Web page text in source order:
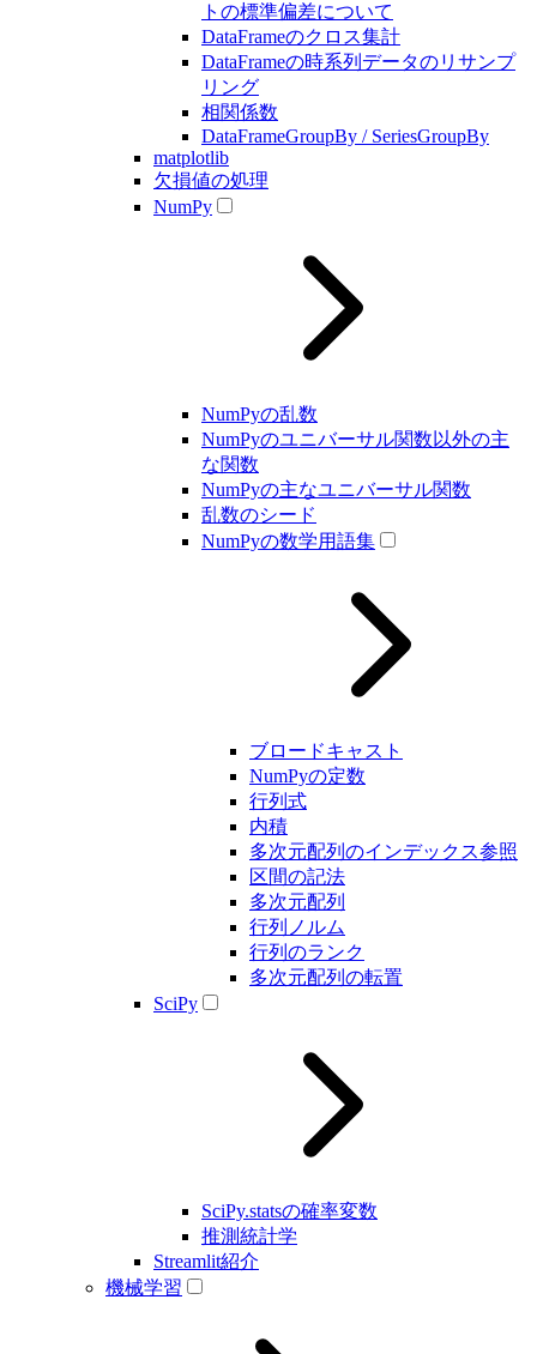
トの標準偏差について
DataFrameのクロス集計
DataFrameの時系列データのリサンプ
リング
相関係数
DataFrameGroupBy / SeriesGroupBy
matplotlib
欠損値の処理
NumPy
NumPyの乱数
NumPyのユニバーサル関数以外の主
な関数
NumPyの主なユニバーサル関数
乱数のシード
NumPyの数学用語集
ブロードキャスト
NumPyの定数
行列式
内積
多次元配列のインデックス参照
区間の記法
多次元配列
行列ノルム
行列のランク
多次元配列の転置
SciPy
SciPy.statsの確率変数
推測統計学
Streamlit紹介
機械学習